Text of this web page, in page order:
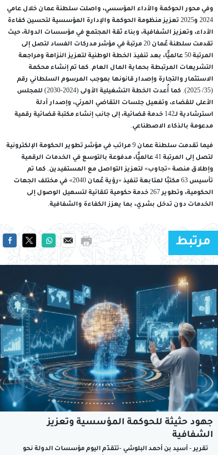
وفي محور الحوكمة والأداء المؤسسي، واصلت سلطنة عمان خلال عامي
2024 و2025 تعزيز منظومة الحوكمة والإدارة المؤسسية لتحسين كفاءة
الأداء، وتعزيز الشفافية، وبناء ثقة المجتمع في مؤسسات الدولة، حيث
تقدمت سلطنة عُمان 20 مرتبة في مؤشر مدركات الفساد لتصل إلى
المرتبة 50 عالميًّا، بعد تنفيذ الخطة الوطنية لتعزيز النزاهة ومراجعة
التشريعات المرتبطة بحماية المال العام. كما تم إنشاء محكمة
الاستثمار والتجارة وإصدار قانونها بموجب المرسوم السلطاني رقم
(35/ 2025). كما أُعدت الخطة التشغيلية الأولى (2024-2030) للمجلس
الأعلى للقضاء، وتفعيل جلسات التقاضي المرئي، وإصدار أدلة
استرشادية لـ142 خدمة قضائية، إلى جانب إنشاء مكتبة قضائية رقمية
مدعومة بالذكاء الاصطناعي.
فيما تقدمت سلطنة عمان 9 مراتب في مؤشر تطوير الحكومة الإلكترونية
لتصل إلى المرتبة 41 عالميًّا، مدفوعة بالتوسع في الخدمات الرقمية
وإطلاق منصة «تجاوب» لتعزيز التواصل مع المستفيدين. كما تم
تأسيس 63 مكتبًا لمتابعة تنفيذ «رؤية عُمان 2040» في مختلف الجهات
الحكومية، وتطوير 267 خدمة حكومية تلقائية لتسهيل الوصول إلى
الخدمات دون تدخل بشري، بما يعزز الكفاءة والشفافية.
مرتبط
جهود حثيثة للحوكمة المؤسسية وتعزيز
الشفافية
تقرير - أسيد بن أحمد البلوشي -تتقدّم اليوم مؤسسات الدولة نحو